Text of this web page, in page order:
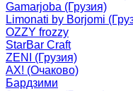
Gamarjoba (Грузия)
Limonati by Borjomi
OZZY frozzy
StarBar Craft
ZENI (Грузия)
АХ! (Очаково)
Бардзими